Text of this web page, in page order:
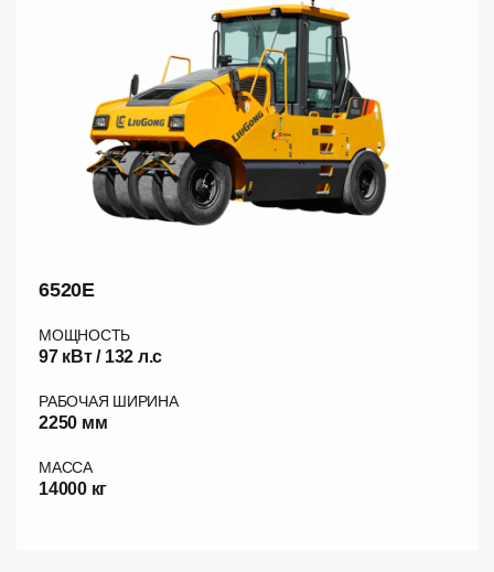
6520E
МОЩНОСТЬ
97 кВт / 132 л.c
РАБОЧАЯ ШИРИНА
2250 мм
МАССА
14000 кг